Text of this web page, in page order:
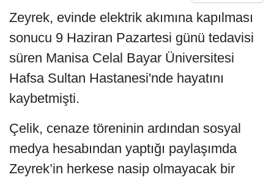
Zeyrek, evinde elektrik akımına kapılması
sonucu 9 Haziran Pazartesi günü tedavisi
süren Manisa Celal Bayar Üniversitesi
Hafsa Sultan Hastanesi'nde hayatını
kaybetmişti.
Çelik, cenaze töreninin ardından sosyal
medya hesabından yaptığı paylaşımda
Zeyrek’in herkese nasip olmayacak bir